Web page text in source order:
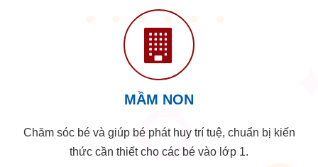
MẦM NON
Chăm sóc bé và giúp bé phát huy trí tuệ, chuẩn bị kiến
thức cần thiết cho các bé vào lớp 1.